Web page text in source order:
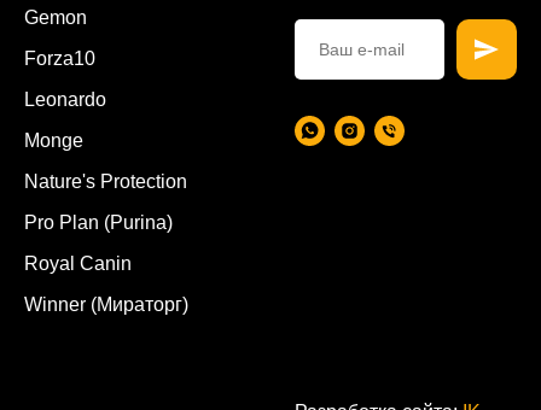
Gemon
Forza10
Leonardo
Monge
Nature's Protection
Pro Plan (Purina)
Royal Canin
Winner (Мираторг)